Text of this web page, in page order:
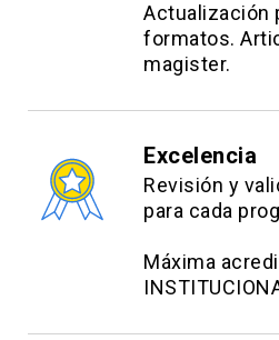
Actualización
formatos.
magister.
Excelencia
Revisión y
para cada
Máxima